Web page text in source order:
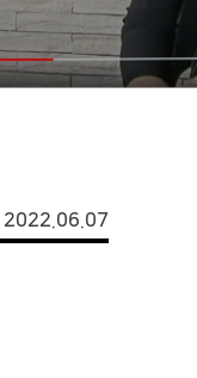
2022.06.07